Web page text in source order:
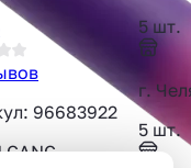
96683922
5 шт.
г.
5 шт.